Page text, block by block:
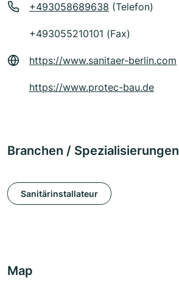
+493058689638 (Telefon)
+493055210101 (Fax)
https://www.sanitaer-berlin.com
https://www.protec-bau.de
Branchen / Spezialisierungen
Sanitärinstallateur
Map